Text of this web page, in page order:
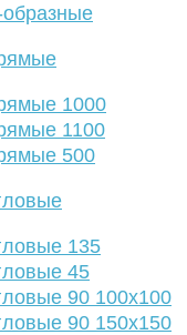
1000
1100
500
135
45
90 100х100
90 150х150